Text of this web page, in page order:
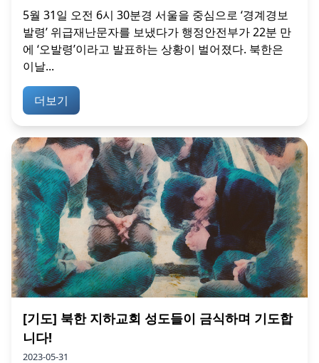
5월 31일 오전 6시 30분경 서울을 중심으로 ‘경계경보
발령’ 위급재난문자를 보냈다가 행정안전부가 22분 만
에 ‘오발령’이라고 발표하는 상황이 벌어졌다. 북한은
이날...
더보기
[기도] 북한 지하교회 성도들이 금식하며 기도합
니다!
2023-05-31